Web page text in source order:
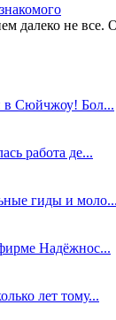
не все.
в Сюйчжоу! Бол...
работа де...
гиды и моло...
Надёжнос...
лет тому...